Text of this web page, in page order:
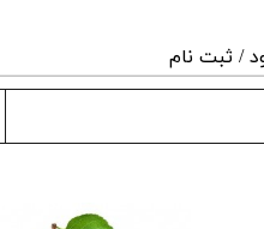
/ ثبت نام